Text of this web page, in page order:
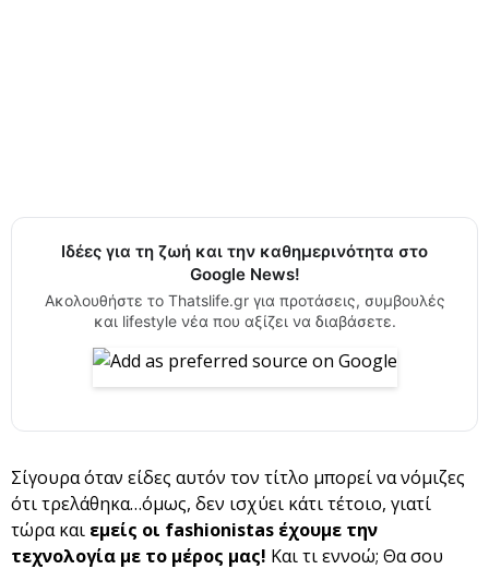
Ιδέες για τη ζωή και την καθημερινότητα στο
Google News!
Ακολουθήστε το Thatslife.gr για προτάσεις, συμβουλές
και lifestyle νέα που αξίζει να διαβάσετε.
Σίγουρα όταν είδες αυτόν τον τίτλο μπορεί να νόμιζες
ότι τρελάθηκα…όμως, δεν ισχύει κάτι τέτοιο, γιατί
τώρα και εμείς οι fashionistas έχουμε την
τεχνολογία με το μέρος μας! Και τι εννοώ; Θα σου